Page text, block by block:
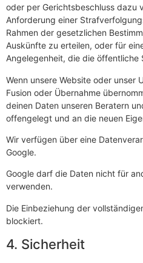
oder per Gerichtsbeschluss dazu
Anforderung einer
Rahmen der gesetzlichen
Auskünfte zu erteilen, oder für
Angelegenheit, die die öffentliche
Wenn unsere Website oder unser
Fusion oder Übernahme
deinen Daten unseren Beratern
offengelegt und an die neuen
Wir verfügen über eine
Google.
Google darf die Daten nicht für
verwenden.
Die Einbeziehung der
blockiert.
4. Sicherheit